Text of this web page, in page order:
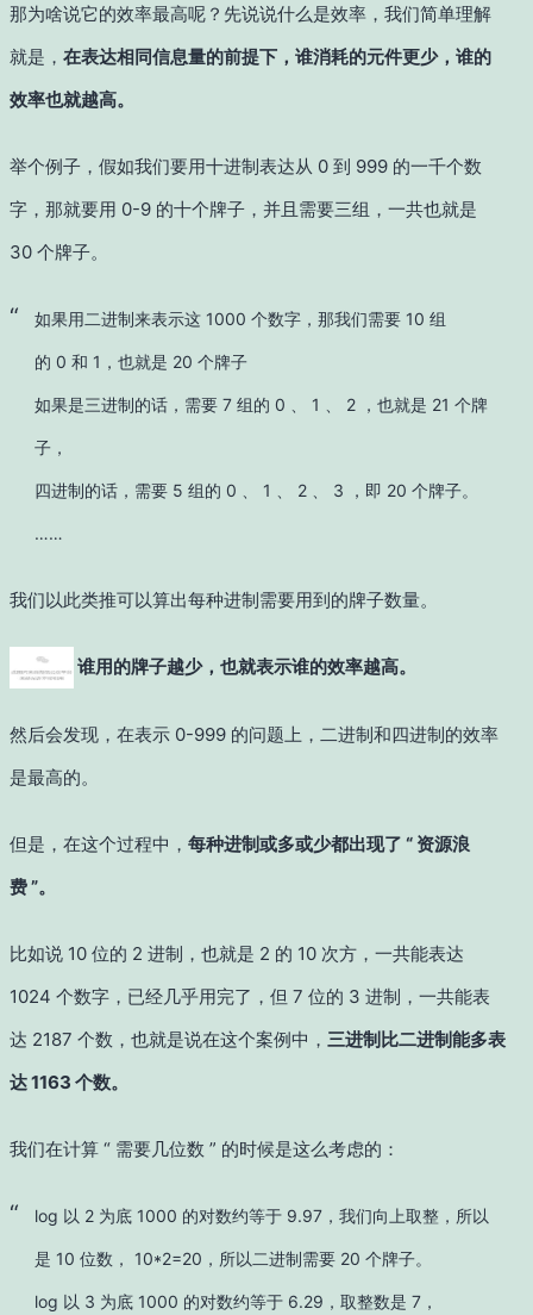
那为啥说它的效率最高呢？先说说什么是效率，我们简单理解
就是， 在表达相同信息量的前提下，谁消耗的元件更少，谁的
效率也就越高。
举个例子，假如我们要用十进制表达从 0 到 999 的一千个数
字，那就要用 0-9 的十个牌子，并且需要三组，一共也就是
30 个牌子。
如果用二进制来表示这 1000 个数字，那我们需要 10 组
的 0 和 1，也就是 20 个牌子
如果是三进制的话，需要 7 组的 0 、 1 、 2 ，也就是 21 个牌
子，
四进制的话，需要 5 组的 0 、 1 、 2 、 3 ，即 20 个牌子。
……
我们以此类推可以算出每种进制需要用到的牌子数量。
谁用的牌子越少，也就表示谁的效率越高。
然后会发现，在表示 0-999 的问题上，二进制和四进制的效率
是最高的。
但是，在这个过程中， 每种进制或多或少都出现了 “ 资源浪
费 ”。
比如说 10 位的 2 进制，也就是 2 的 10 次方，一共能表达
1024 个数字，已经几乎用完了，但 7 位的 3 进制，一共能表
达 2187 个数，也就是说在这个案例中， 三进制比二进制能多表
达 1163 个数。
我们在计算 “ 需要几位数 ” 的时候是这么考虑的：
log 以 2 为底 1000 的对数约等于 9.97，我们向上取整，所以
是 10 位数， 10*2=20，所以二进制需要 20 个牌子。
log 以 3 为底 1000 的对数约等于 6.29，取整数是 7，